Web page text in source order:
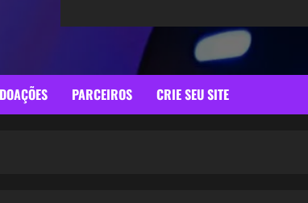
DOAÇÕES PARCEIROS CRIE SEU SITE